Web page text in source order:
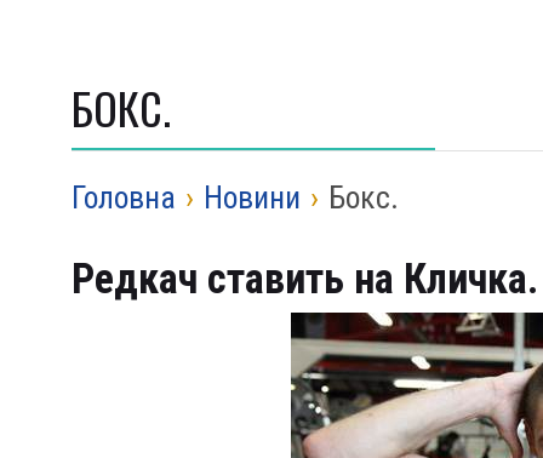
БОКС.
Головна › Новини › Бокс.
Редкач ставить на Кличка.